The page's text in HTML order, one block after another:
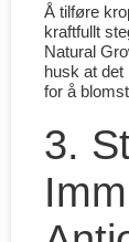
Å tilføre
kraftfullt
Natural
husk at det
for å
3.